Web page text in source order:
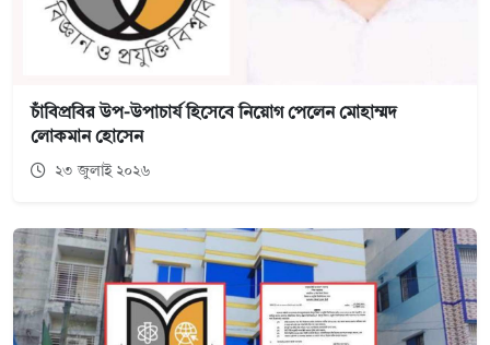
চাঁবিপ্রবির উপ-উপাচার্য হিসেবে নিয়োগ পেলেন মোহাম্মদ
লোকমান হোসেন
২৩ জুলাই ২০২৬